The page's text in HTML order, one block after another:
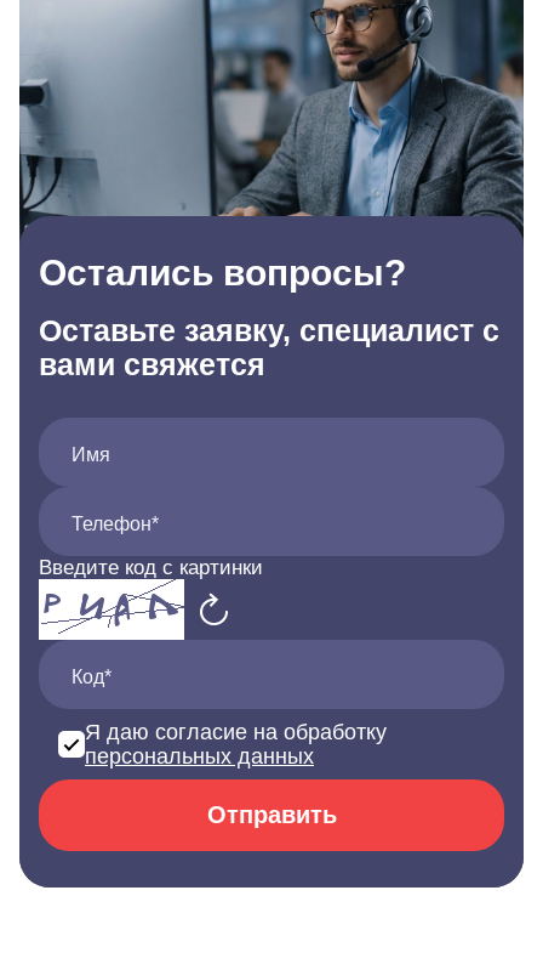
Остались вопросы?
Оставьте заявку, специалист с
вами свяжется
Имя
Телефон*
Введите код с картинки
Код*
Я даю согласие на обработку
персональных данных
Отправить